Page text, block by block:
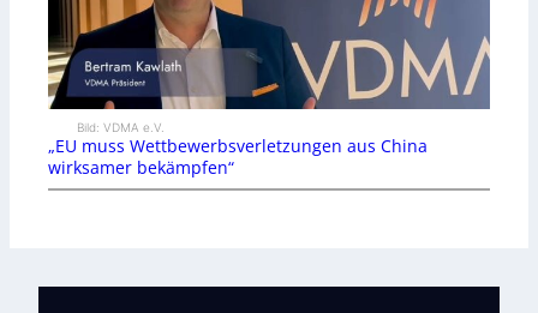
Bild: VDMA e.V.
„EU muss Wettbewerbsverletzungen aus China
wirksamer bekämpfen“